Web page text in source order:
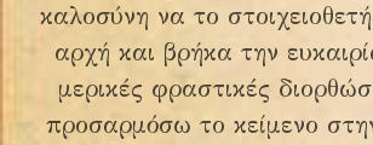
καλοσύνη να το
αρχή και βρήκα την
μερικές φραστικές
προσαρμόσω το κείμενο